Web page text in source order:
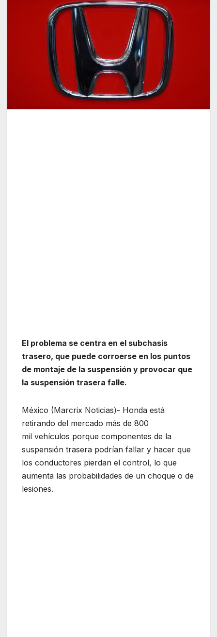
El problema se centra en el subchasis
trasero, que puede corroerse en los puntos
de montaje de la suspensión y provocar que
la suspensión trasera falle.
México (Marcrix Noticias)- Honda está
retirando del mercado más de 800
mil vehículos porque componentes de la
suspensión trasera podrían fallar y hacer que
los conductores pierdan el control, lo que
aumenta las probabilidades de un choque o de
lesiones.